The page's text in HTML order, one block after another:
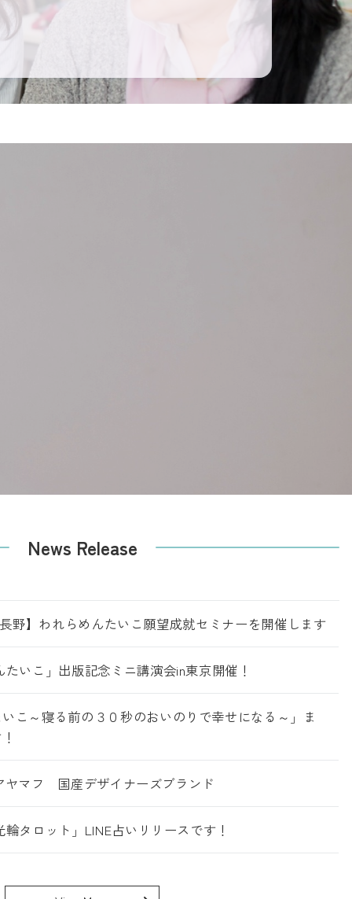
News Release
長野】われらめんたいこ願望成就セミナーを開催します
たいこ」出版記念ミニ講演会in東京開催！
いこ～寝る前の３０秒のおいのりで幸せになる～」ま
マフ 国産デザイナーズブランド
輪タロット」LINE占いリリースです！